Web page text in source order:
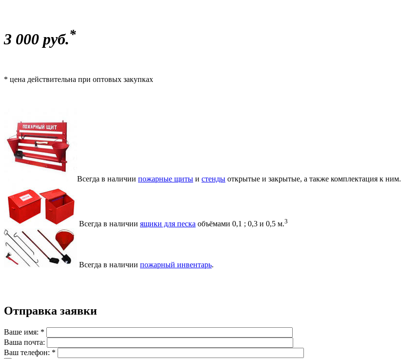
3 000 руб.*
* цена действительна при оптовых закупках
Всегда в наличии пожарные щиты и стенды открытые и закрытые, а также комплектация к ним.
Всегда в наличии ящики для песка объёмами 0,1 ; 0,3 и 0,5 м.3
Всегда в наличии пожарный инвентарь.
Отправка заявки
Ваше имя: *
Ваша почта:
Ваш телефон: *